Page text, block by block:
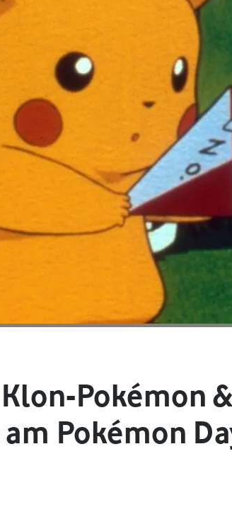
Pokémon
Pokémon